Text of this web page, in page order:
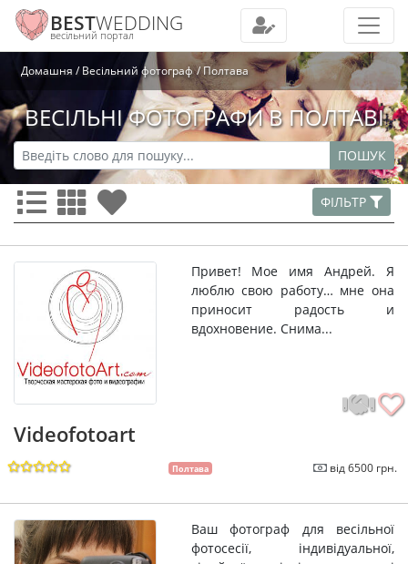
BESTWEDDING
весільний портал
Домашня Весільний фотограф Полтава
ВЕСІЛЬНІ ФОТОГРАФИ В ПОЛТАВІ
ПОШУК
ФІЛЬТР
Привет! Мое имя Андрей. Я
люблю свою работу… мне она
приносит радость и
вдохновение. Снима...
Videofotoart
Полтава від 6500 грн.
Ваш фотограф для весільної
фотосесії, індивідуальної,